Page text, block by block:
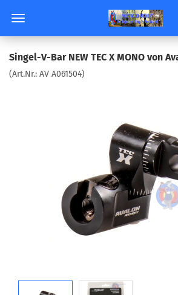
Singel-​V-Bar NEW TEC X MONO von
(Art.Nr.: AV A061504)